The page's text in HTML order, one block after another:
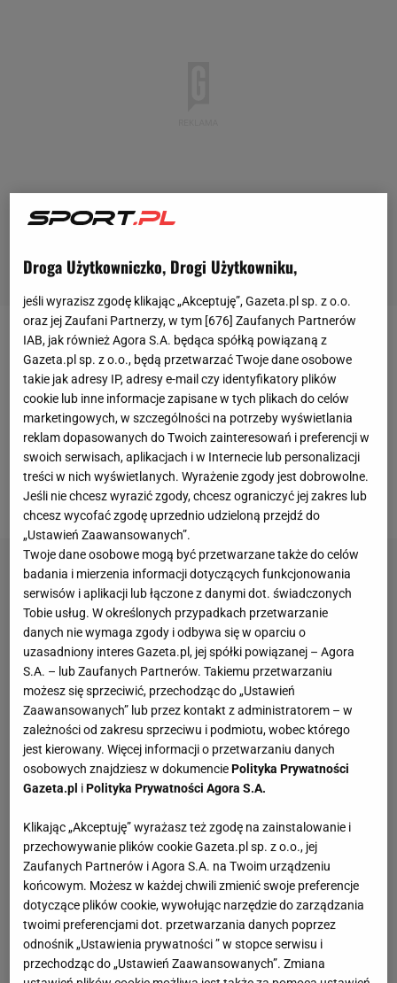
Występujący w niewielkim klubie KS Prawobrzeże
Świnoujście. Kacper Tworek zginął 4 listopada w
wyniku tragicznego zdarzenia, do którego doszło w
porcie w Świnoujście. Piłkarz znajdował się w
kabinie suwnicy, która runęła na statek. Mimo
wielogodzinnej akcji ratunkowej dopiero wpiątek
wydobyto ciało 22-latka.
Droga Użytkowniczko, Drogi Użytkowniku,
jeśli wyrazisz zgodę klikając „Akceptuję”, Gazeta.pl sp. z o.o.
oraz jej Zaufani Partnerzy, w tym [676] Zaufanych Partnerów
IAB, jak również Agora S.A. będąca spółką powiązaną z
Gazeta.pl sp. z o.o., będą przetwarzać Twoje dane osobowe
takie jak adresy IP, adresy e-mail czy identyfikatory plików
cookie lub inne informacje zapisane w tych plikach do celów
marketingowych, w szczególności na potrzeby wyświetlania
reklam dopasowanych do Twoich zainteresowań i preferencji w
swoich serwisach, aplikacjach i w Internecie lub personalizacji
treści w nich wyświetlanych. Wyrażenie zgody jest dobrowolne.
Jeśli nie chcesz wyrazić zgody, chcesz ograniczyć jej zakres lub
chcesz wycofać zgodę uprzednio udzieloną przejdź do
„Ustawień Zaawansowanych”.
Twoje dane osobowe mogą być przetwarzane także do celów
badania i mierzenia informacji dotyczących funkcjonowania
serwisów i aplikacji lub łączone z danymi dot. świadczonych
Tobie usług. W określonych przypadkach przetwarzanie
danych nie wymaga zgody i odbywa się w oparciu o
uzasadniony interes Gazeta.pl, jej spółki powiązanej – Agora
S.A. – lub Zaufanych Partnerów. Takiemu przetwarzaniu
możesz się sprzeciwić, przechodząc do „Ustawień
Zaawansowanych” lub przez kontakt z administratorem – w
zależności od zakresu sprzeciwu i podmiotu, wobec którego
jest kierowany. Więcej informacji o przetwarzaniu danych
osobowych znajdziesz w dokumenciePolityka Prywatności
Gazeta.pl iPolityka Prywatności Agora S.A.
Klikając „Akceptuję” wyrażasz też zgodę na zainstalowanie i
przechowywanie plików cookie Gazeta.pl sp. z o.o., jej
Zaufanych Partnerów i Agora S.A. na Twoim urządzeniu
końcowym. Możesz w każdej chwili zmienić swoje preferencje
dotyczące plików cookie, wywołując narzędzie do zarządzania
twoimi preferencjami dot. przetwarzania danych poprzez
odnośnik „Ustawienia prywatności ” w stopce serwisu i
przechodząc do „Ustawień Zaawansowanych”. Zmiana